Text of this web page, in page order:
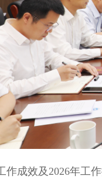
成效及2026年工